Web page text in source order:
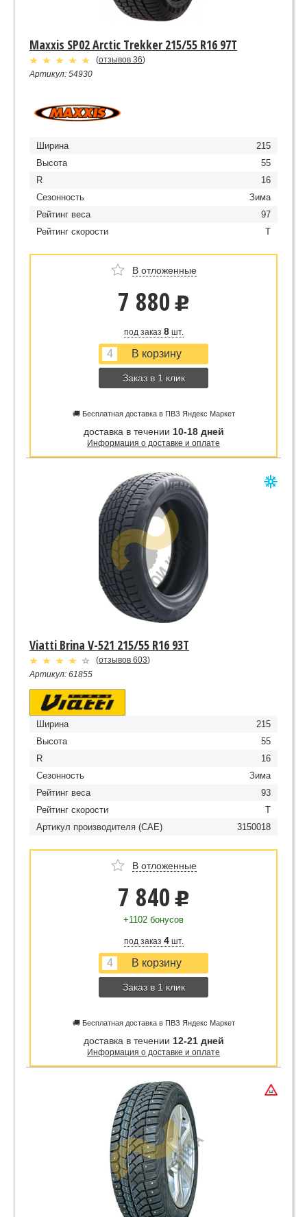
Maxxis SP02 Arctic Trekker 215/55 R16 97T
(отзывов 36)
Артикул: 54930
Ширина
215
Высота
55
R
16
Сезонность
Зима
Рейтинг веса
97
Рейтинг скорости
T
В отложенные
7 880 u
под заказ 8шт.
Заказ в 1 клик
🚚 Бесплатная доставка в ПВЗ Яндекс Маркет
доставка в течении 10-18 дней
Информация о доставке и оплате
Viatti Brina V-521 215/55 R16 93T
(отзывов 603)
Артикул: 61855
Ширина
215
Высота
55
R
16
Сезонность
Зима
Рейтинг веса
93
Рейтинг скорости
T
Артикул производителя (CAE)
3150018
В отложенные
7 840 u
+1102 бонусов
под заказ 4шт.
Заказ в 1 клик
🚚 Бесплатная доставка в ПВЗ Яндекс Маркет
доставка в течении 12-21 дней
Информация о доставке и оплате